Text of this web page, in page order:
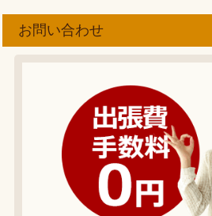
お問い合わせ